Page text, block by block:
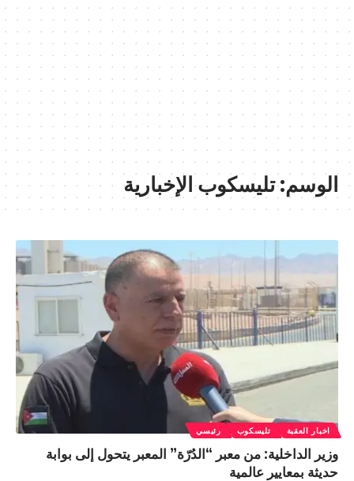
الوسم:تليسكوب الإخبارية
اخبار العقبة تليسكوب رئيسي
وزير الداخلية: من معبر “الدُرّة” المعبر يتحول إلى بوابة
حديثة بمعايير عالمية